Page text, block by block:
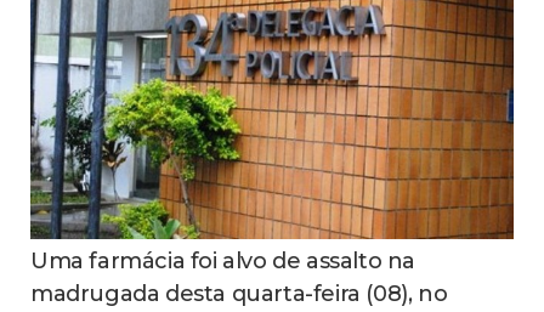
Uma farmácia foi alvo de assalto na
madrugada desta quarta-feira (08), no